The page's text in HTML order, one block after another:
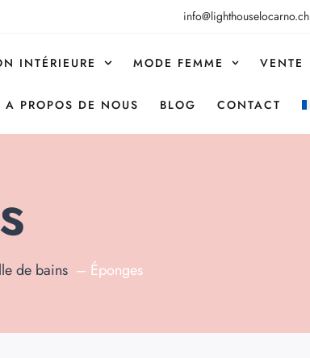
info@lighthouselocarno.ch
INTÉRIEURE MODE FEMME VENTE
A PROPOS DE NOUS BLOG CONTACT
de bains Éponges